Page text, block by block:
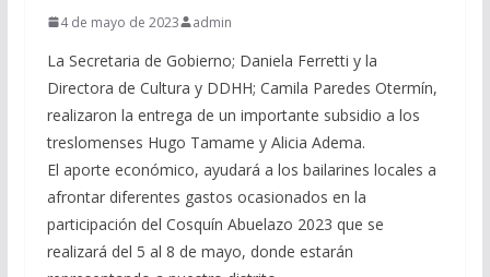
4 de mayo de 2023 admin
La Secretaria de Gobierno; Daniela Ferretti y la
Directora de Cultura y DDHH; Camila Paredes Otermín,
realizaron la entrega de un importante subsidio a los
treslomenses Hugo Tamame y Alicia Adema.
El aporte económico, ayudará a los bailarines locales a
afrontar diferentes gastos ocasionados en la
participación del Cosquín Abuelazo 2023 que se
realizará del 5 al 8 de mayo, donde estarán